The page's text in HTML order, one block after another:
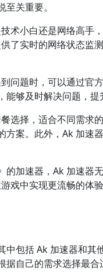
关重要。
术小白还是网络高手
了实时的网络状态监
问题时，可以通过官
够及时解决问题，提
选择，适合不同需求
案。此外，Ak 加速
加速器，Ak 加速器
戏中实现更流畅的体
包括 Ak 加速器和其
自己的需求选择最合